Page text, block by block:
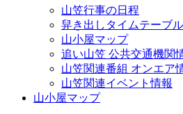
山笠行事の日程
舁き出しタイムテーブル
山小屋マップ
追い山笠 公共交通機関
山笠関連番組 オンエア
山笠関連イベント情報
山小屋マップ